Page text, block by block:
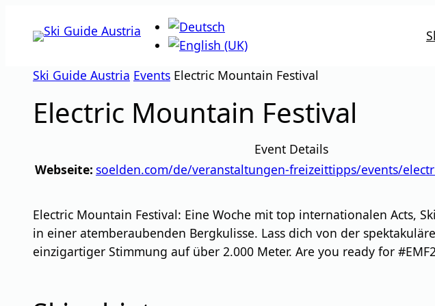
Inhalt
Ski Guide Austria Events Electric Mountain Festival
Electric Mountain Festival
Event Details
Webseite: soelden.com/de/veranstaltungen-freizeittipps/events/
Electric Mountain Festival: Eine Woche mit top internationalen Acts,
in einer atemberaubenden Bergkulisse. Lass dich von der
einzigartiger Stimmung auf über 2.000 Meter. Are you ready for